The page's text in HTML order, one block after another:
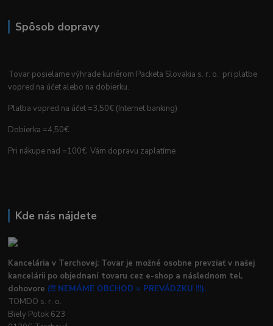
Spôsob dopravy
Tovar posielame výhrade kuriérom Packeta Slovakia s. r. o. pri platbe
vopred na účet alebo na dobierku.
Platba vopred na účet =3,50€ (Internet banking)
Dobierka =4,50€
Pri nákupe nad =100€ Vám dopravu zaplatíme
Kde nás nájdete
Kancelária v Terchovej: Tovar je možné osobne prevziať v našej
kancelárii po objednaní tovaru cez e-shop a následnom tel.
dohovore (!!! NEMÁME OBCHOD = PREVÁDZKU !!!).
TOMDO s. r. o.
Biely Potok 623